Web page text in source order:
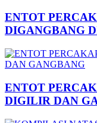
ENTOT
DIGANGBANG
ENTOT
DIGILIR DAN